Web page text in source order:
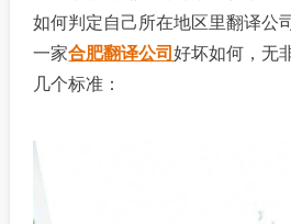
如何判定自己所在地区里翻译公
一家合肥翻译公司好坏如何，无
几个标准：